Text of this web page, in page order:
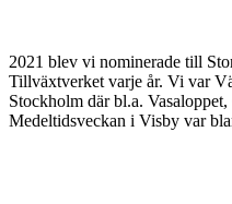
2021 blev vi nominerade till
Tillväxtverket varje år. Vi var
Stockholm där bl.a.
Medeltidsveckan i Visby var